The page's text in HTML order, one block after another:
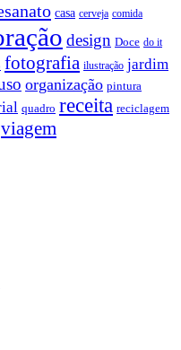
casa cerveja comida
design Doce do it
fotografia ilustração jardim
organização pintura
quadro receita reciclagem
viagem